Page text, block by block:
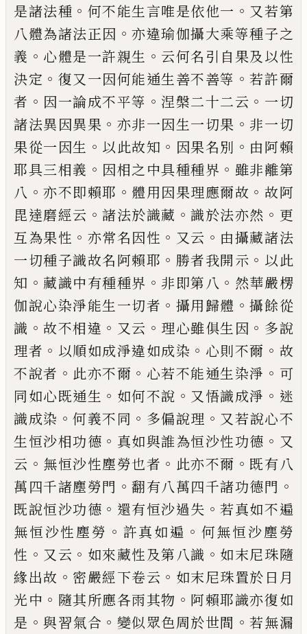
是諸法種 。 何不能生言唯是依他一 。 又若第
八體為諸法正因 。亦違瑜伽攝大乘等種子之
義 。 心體是一許親生 。 云何名引自果及以性
決定 。 復又一因何能通生善不善等 。若許爾
者 。 因一論成不平等 。涅槃二十二云 。 一切
諸法異因異果 。 亦非一因生一切果 。 非一切
果從一因生 。 以此故知 。 因果名別 。 由阿賴
耶具三相義 。 因相之中具種種界 。 雖非離第
八 。亦不即賴耶 。 體用因果理應爾故 。 故阿
毘達磨經云 。諸法於識藏 。識於法亦然 。 更
互為果性 。 亦常名因性 。 又云 。 由攝藏諸法
一切種子識故名阿賴耶 。 勝者我開示 。 以此
知 。 藏識中有種種界 。 非即第八 。 然華嚴楞
伽說心染淨能生一切者 。 攝用歸體 。攝餘從
識 。故不相違 。 又云 。 理心雖俱生因 。 多說
理者 。 以順如成淨違如成染 。 心則不爾 。 故
不說者 。 此亦不爾 。 心若不能通生染淨 。 可
同如心既通生 。 如何不說 。 又悟識成淨 。 迷
識成染 。何義不同 。 多偏說理 。 又若說心不
生恒沙相功德 。 真如與誰為恒沙性功德 。 又
云 。 無恒沙性塵勞也者 。 此亦不爾 。 既有八
萬四千諸塵勞門 。翻有八萬四千諸功德門 。
既說恒沙功德 。 還有恒沙過失 。若真如不遍
無恒沙性塵勞 。 許真如遍 。 何無恒沙塵勞
性 。 又云 。 如來藏性及第八識 。 如末尼珠隨
緣出故 。 密嚴經下卷云 。 如末尼珠置於日 月
光中 。 隨其所應各雨其物 。 阿賴耶識亦復如
是 。與習氣合 。 變似眾色周於世間 。若無漏